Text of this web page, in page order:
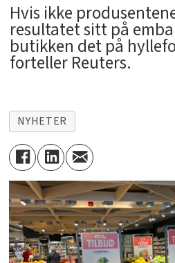
Hvis ikke
resultatet sitt på
butikken det på
forteller Reuters.
NYHETER